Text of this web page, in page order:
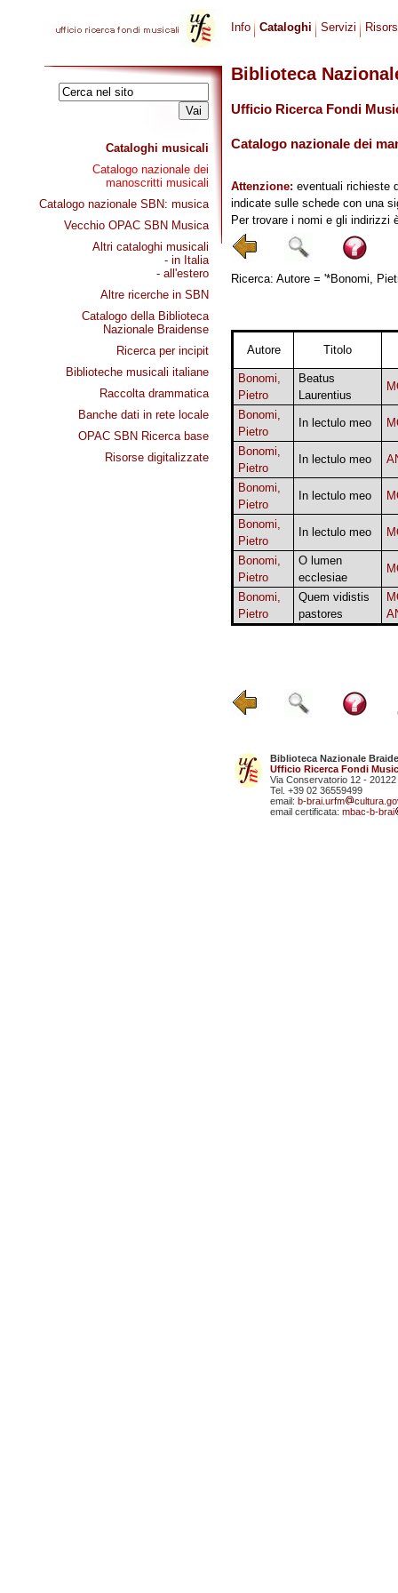
Cataloghi musicali
Catalogo nazionale dei
manoscritti musicali
Catalogo nazionale SBN: musica
Vecchio OPAC SBN Musica
Altri cataloghi musicali
- in Italia
- all'estero
Altre ricerche in SBN
Catalogo della Biblioteca
Nazionale Braidense
Ricerca per incipit
Biblioteche musicali italiane
Raccolta drammatica
Banche dati in rete locale
OPAC SBN Ricerca base
Risorse digitalizzate
Info Cataloghi Servizi
Biblioteca
Ufficio Ricerca Fondi
Catalogo nazionale dei
Attenzione: eventuali richieste
indicate sulle schede con una
Per trovare i nomi e gli indirizzi
Ricerca: Autore = '*Bonomi,
Autore Titolo
Bonomi,
Pietro
Beatus
Laurentius
Bonomi,
Pietro
In lectulo meo
Bonomi,
Pietro
In lectulo meo
Bonomi,
Pietro
In lectulo meo
Bonomi,
Pietro
In lectulo meo
Bonomi,
Pietro
O lumen
ecclesiae
Bonomi,
Pietro
Quem vidistis
pastores
Biblioteca Nazionale
Ufficio Ricerca Fondi
Via Conservatorio 12 - 20122
Tel. +39 02 36559499
email: b-brai.urfm
email certificata: mbac-b-brai